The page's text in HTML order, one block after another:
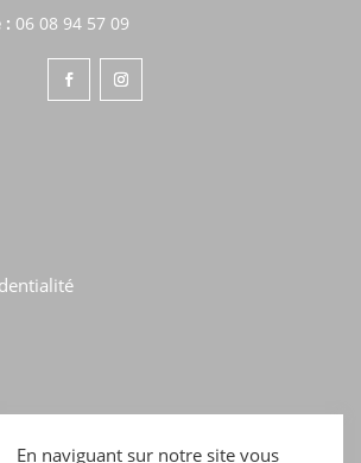
: 06 08 94 57 09
–TOUS DROITS RÉSERVÉS –
En naviguant sur notre site vous